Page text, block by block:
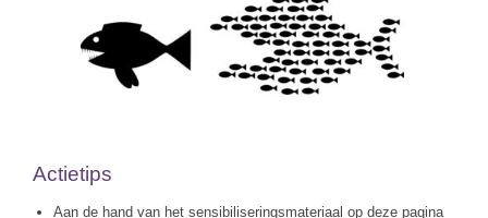
Actietips
Aan de hand van het sensibiliseringsmateriaal op deze pagina